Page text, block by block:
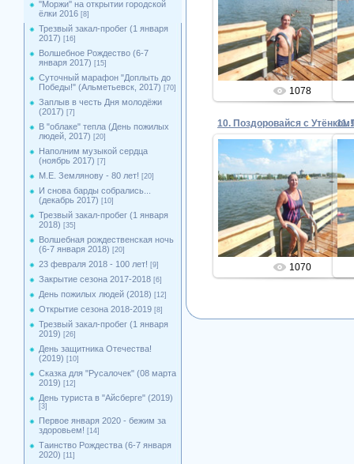
''Моржи'' на открытии городской
ёлки 2016 [8]
Трезвый закал-пробег (1 января
2017) [16]
Волшебное Рождество (6-7
января 2017) [15]
Суточный марафон "Доплыть до
Победы!" (Альметьевск, 2017) [70]
Заплыв в честь Дня молодёжи
(2017) [7]
В "облаке" тепла (День пожилых
людей, 2017) [20]
Наполним музыкой сердца
(ноябрь 2017) [7]
М.Е. Землянову - 80 лет! [20]
И снова барды собрались...
(декабрь 2017) [10]
Трезвый закал-пробег (1 января
2018) [35]
Волшебная рождественская ночь
(6-7 января 2018) [20]
23 февраля 2018 - 100 лет! [9]
Закрытие сезона 2017-2018 [6]
День пожилых людей (2018) [12]
Открытие сезона 2018-2019 [8]
Трезвый закал-пробег (1 января
2019) [26]
День защитника Отечества!
(2019) [10]
Сказка для "Русалочек" (08 марта
2019) [12]
День туриста в "Айсберге" (2019)
[3]
Первое января 2020 - бежим за
здоровьем! [14]
Таинство Рождества (6-7 января
2020) [11]
13.08.2016
Admin
1078
10. Поздоровайся с Утёнком!
13.08.2016
Admin
1070
11.